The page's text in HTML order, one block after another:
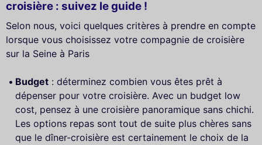
croisière : suivez le guide !
Selon nous, voici quelques critères à prendre en compte
lorsque vous choisissez votre compagnie de croisière
sur la Seine à Paris
Budget : déterminez combien vous êtes prêt à
dépenser pour votre croisière. Avec un budget low
cost, pensez à une croisière panoramique sans chichi.
Les options repas sont tout de suite plus chères sans
que le dîner-croisière est certainement le choix de la